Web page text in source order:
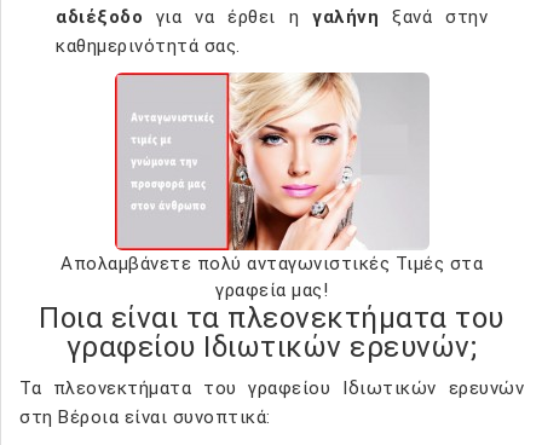
αδιέξοδο για να έρθει ηγαλήνη ξανά στην
καθημερινότητά σας.
Απολαμβάνετε πολύ ανταγωνιστικές Τιμές στα
γραφεία μας!
Ποια είναι τα πλεονεκτήματα του
γραφείου Ιδιωτικών ερευνών;
Τα πλεονεκτήματα του γραφείου Ιδιωτικών ερευνών
στη Βέροια είναι συνοπτικά: